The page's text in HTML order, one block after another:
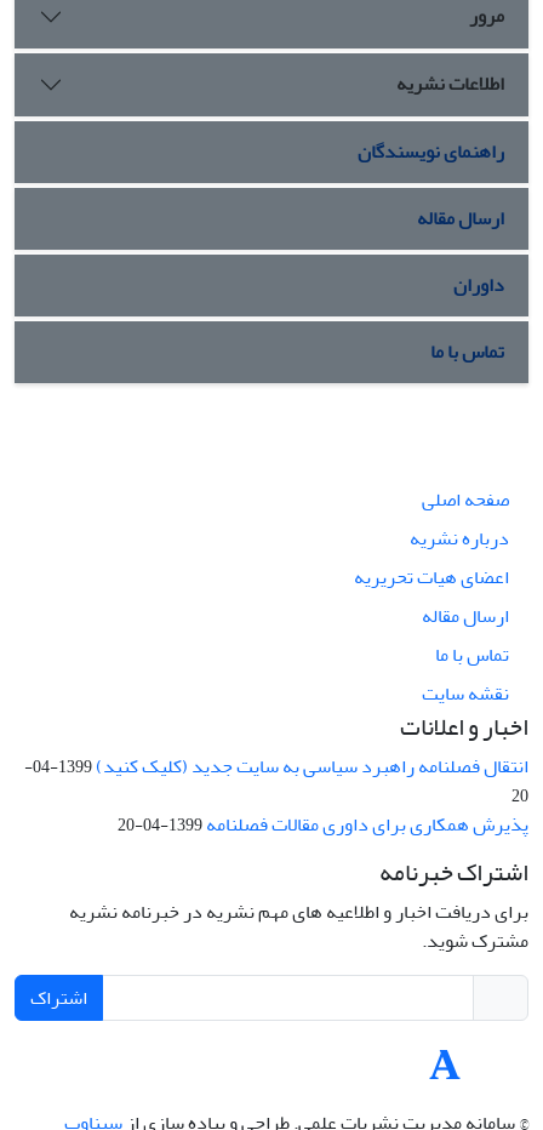
مرور
اطلاعات نشریه
راهنمای نویسندگان
ارسال مقاله
داوران
تماس با ما
صفحه اصلی
درباره نشریه
اعضای هیات تحریریه
ارسال مقاله
تماس با ما
نقشه سایت
اخبار و اعلانات
انتقال فصلنامه راهبرد سیاسی به سایت جدید (کلیک کنید)
1399-04-
20
پذیرش همکاری برای داوری مقالات فصلنامه1399-04-20
اشتراک خبرنامه
برای دریافت اخبار و اطلاعیه های مهم نشریه در خبرنامه نشریه
مشترک شوید.
اشتراک
© سامانه مدیریت نشریات علمی.طراحی و پیاده سازی از سیناوب